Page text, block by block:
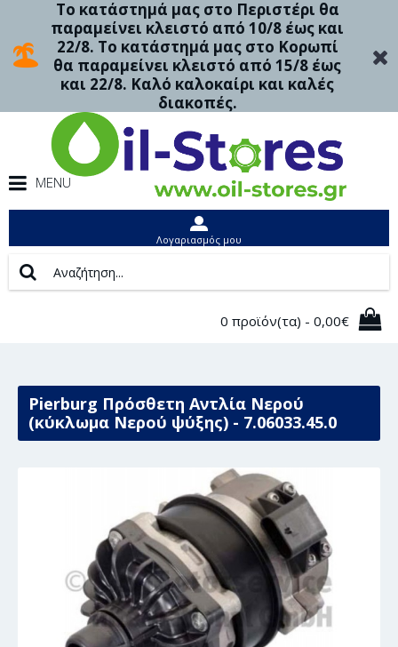
Το κατάστημά μας στο Περιστέρι θα
παραμείνει κλειστό από 10/8 έως και
22/8. Το κατάστημά μας στο Κορωπί
θα παραμείνει κλειστό από 15/8 έως
και 22/8. Καλό καλοκαίρι και καλές
διακοπές.
MENU
Λογαριασμός μου
0 προϊόν(τα) - 0,00€
Pierburg Πρόσθετη Αντλία Νερού
(κύκλωμα Νερού ψύξης) - 7.06033.45.0